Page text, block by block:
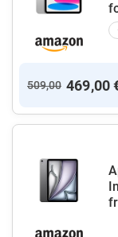
509,00 469,00